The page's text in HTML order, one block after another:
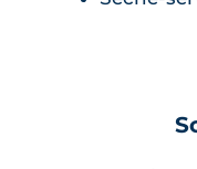
équipement
terrasses en
menuiserie